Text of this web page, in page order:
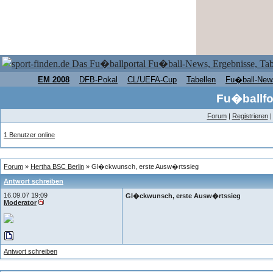
EM 2008 DFB-Pokal CL/UEFA-Cup Tabellen Fu�ball-
Forum| Registrieren|
1 Benutzer online
Forum » Hertha BSC Berlin » Gl�ckwunsch, erste Ausw�rtssieg
Antwort schreiben
16.09.07 19:09
Moderator
Gl�ckwunsch, erste Ausw�rtssieg
Antwort schreiben